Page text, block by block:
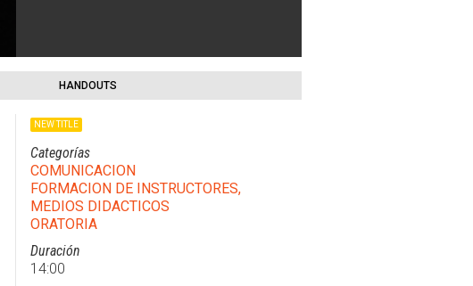
HANDOUTS
NEW TITLE
Categorías
COMUNICACION
FORMACION DE INSTRUCTORES,
MEDIOS DIDACTICOS
ORATORIA
Duración
14:00